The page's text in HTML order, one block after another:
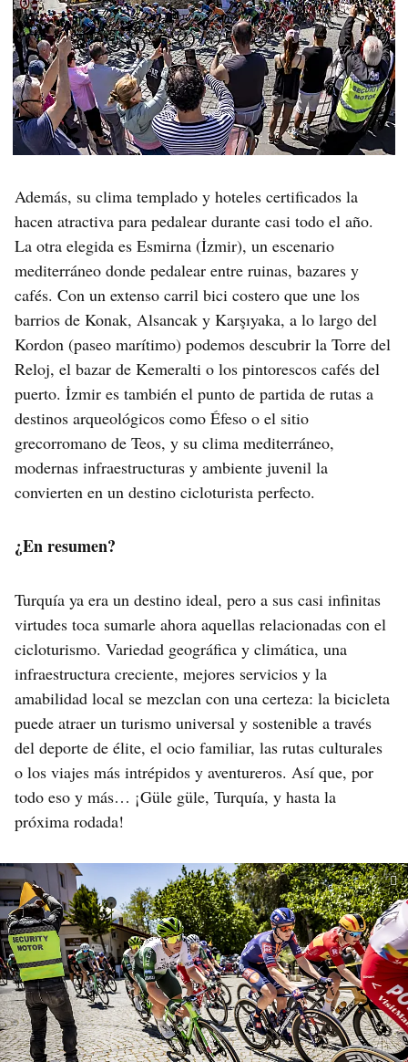
Además, su clima templado y hoteles certificados la
hacen atractiva para pedalear durante casi todo el año.
La otra elegida es Esmirna (İzmir), un escenario
mediterráneo donde pedalear entre ruinas, bazares y
cafés. Con un extenso carril bici costero que une los
barrios de Konak, Alsancak y Karşıyaka, a lo largo del
Kordon (paseo marítimo) podemos descubrir la Torre del
Reloj, el bazar de Kemeralti o los pintorescos cafés del
puerto. İzmir es también el punto de partida de rutas a
destinos arqueológicos como Éfeso o el sitio
grecorromano de Teos, y su clima mediterráneo,
modernas infraestructuras y ambiente juvenil la
convierten en un destino cicloturista perfecto.
¿En resumen?
Turquía ya era un destino ideal, pero a sus casi infinitas
virtudes toca sumarle ahora aquellas relacionadas con el
cicloturismo. Variedad geográfica y climática, una
infraestructura creciente, mejores servicios y la
amabilidad local se mezclan con una certeza: la bicicleta
puede atraer un turismo universal y sostenible a través
del deporte de élite, el ocio familiar, las rutas culturales
o los viajes más intrépidos y aventureros. Así que, por
todo eso y más… ¡Güle güle, Turquía, y hasta la
próxima rodada!